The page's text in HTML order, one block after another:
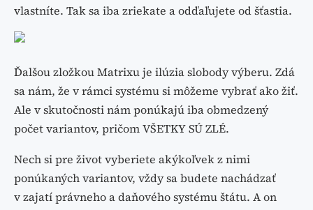
vlastníte. Tak sa iba zriekate a odďaľujete od šťastia.
Ďalšou zložkou Matrixu je ilúzia slobody výberu. Zdá
sa nám, že v rámci systému si môžeme vybrať ako žiť.
Ale v skutočnosti nám ponúkajú iba obmedzený
počet variantov, pričom VŠETKY SÚ ZLÉ.
Nech si pre život vyberiete akýkoľvek z nimi
ponúkaných variantov, vždy sa budete nachádzať
v zajatí právneho a daňového systému štátu. A on